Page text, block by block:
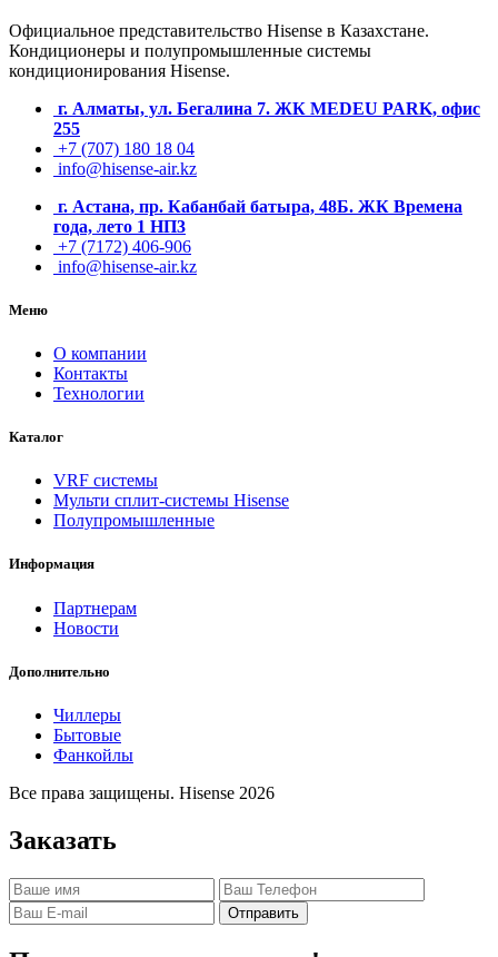
Официальное представительство Hisense в Казахстане.
Кондиционеры и полупромышленные системы
кондиционирования Hisense.
г. Алматы, ул. Бегалина 7. ЖК MEDEU PARK, офис
255
+7 (707) 180 18 04
info@hisense-air.kz
г. Астана, пр. Кабанбай батыра, 48Б. ЖК Времена
года, лето 1 НП3
+7 (7172) 406-906
info@hisense-air.kz
Меню
О компании
Контакты
Технологии
Каталог
VRF системы
Мульти сплит-системы Hisense
Полупромышленные
Информация
Партнерам
Новости
Дополнительно
Чиллеры
Бытовые
Фанкойлы
Все права защищены. Hisense 2026
Заказать
Отправить